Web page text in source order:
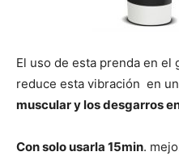
El uso de esta prenda en el
reduce esta vibración en
muscular y los desgarros
Con solo usarla 15min.